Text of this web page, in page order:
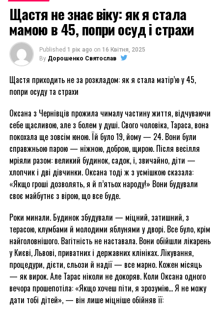
Щастя не знає віку: як я стала
мамою в 45, попри осуд і страхи
Published 1 рік ago on 16 Квітня, 2025
By Дорошенко Святослав
Щастя приходить не за розкладом: як я стала матір’ю у 45,
попри осуду та страхи
Оксана з Чернівців прожила чималу частину життя, відчуваючи
себе щасливою, але з болем у душі. Свого чоловіка, Тараса, вона
покохала ще зовсім юною. Їй було 19, йому — 24. Вони були
справжньою парою — ніжною, доброю, щирою. Після весілля
мріяли разом: великий будинок, садок, і, звичайно, діти —
хлопчик і дві дівчинки. Оксана тоді ж з усмішкою сказала:
«Якщо гроші дозволять, я й п’ятьох народу!» Вони будували
своє майбутнє з вірою, що все буде.
Роки минали. Будинок збудували — міцний, затишний, з
терасою, клумбами й молодими яблунями у дворі. Все було, крім
найголовнішого. Вагітність не наставала. Вони обійшли лікарень
у Києві, Львові, приватних і державних клініках. Лікування,
процедури, дієти, сльози й надії — все марно. Кожен місяць
— як вирок. Але Тарас ніколи не докоряв. Коли Оксана одного
вечора прошепотіла: «Якщо хочеш піти, я зрозумію… Я не можу
дати тобі дітей», — він лише міцніше обійняв її: